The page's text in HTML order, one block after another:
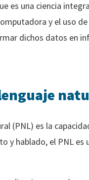
es una ciencia
y el uso
dichos datos en
(PNL) es la
y hablado, el PNL